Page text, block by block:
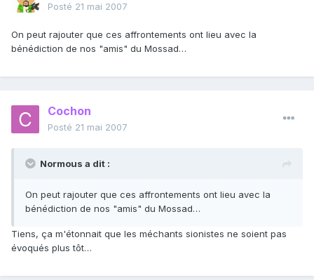
Posté 21 mai 2007
On peut rajouter que ces affrontements ont lieu avec la
bénédiction de nos "amis" du Mossad…
Cochon
Posté 21 mai 2007
Normous a dit :
On peut rajouter que ces affrontements ont lieu avec la
bénédiction de nos "amis" du Mossad…
Tiens, ça m'étonnait que les méchants sionistes ne soient pas
évoqués plus tôt…